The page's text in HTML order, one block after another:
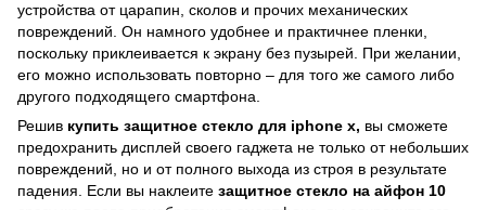
устройства от царапин, сколов и прочих механических
повреждений. Он намного удобнее и практичнее пленки,
поскольку приклеивается к экрану без пузырей. При желании,
его можно использовать повторно – для того же самого либо
другого подходящего смартфона.
Решив купить защитное стекло для iphone x, вы сможете
предохранить дисплей своего гаджета не только от небольших
повреждений, но и от полного выхода из строя в результате
падения. Если вы наклеите защитное стекло на айфон 10